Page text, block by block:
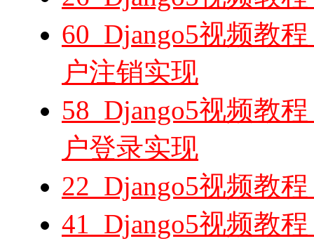
60_Django5视频教
户注销实现
58_Django5视频教
户登录实现
22_Django5视频教
41_Django5视频教